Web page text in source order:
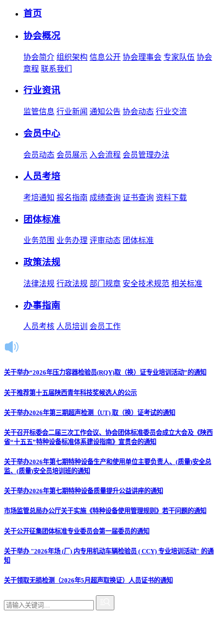
首页
协会概况
协会简介 组织架构 信息公开 协会理事会 专家队伍 协会
章程 联系我们
行业资讯
监管信息 行业新闻 通知公告 协会动态 行业交流
会员中心
会员动态 会员展示 入会流程 会员管理办法
人员考培
考培通知 报名指南 成绩查询 证书查询 资料下载
团体标准
业务范围 业务办理 评审动态 团体标准
政策法规
法律法规 行政法规 部门规章 安全技术规范 相关标准
办事指南
人员考核 人员培训 会员工作
关于举办“2026年压力容器检验员(RQY)取（换）证专业培训活动”的通知
关于推荐第十五届陕西青年科技奖候选人的公示
关于举办2026年第三期超声检测（UT) 取（换）证考试的通知
关于召开标委会二届三次工作会议、协会团体标准委员会成立大会及《陕西
省“十五五”特种设备标准体系建设指南》宣贯会的通知
关于举办2026年第七期特种设备生产和使用单位主要负责人、(质量)安全总
监、(质量)安全员培训班的通知
关于举办2026年第七期特种设备质量提升公益讲座的通知
市场监管总局办公厅关于实施《特种设备使用管理规则》若干问题的通知
关于公开征集团体标准专业委员会第一届委员的通知
关于举办 "2026年场 (厂) 内专用机动车辆检验员 ( CCY) 专业培训活动" 的通
知
关于领取无损检测（2026年5月超声取换证）人员证书的通知